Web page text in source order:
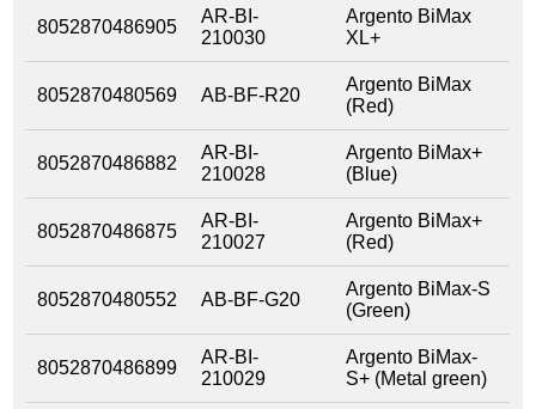
8052870486905
AR-BI-
210030
Argento BiMax
XL+
8052870480569 AB-BF-R20
Argento BiMax
(Red)
8052870486882
AR-BI-
210028
Argento BiMax+
(Blue)
8052870486875
AR-BI-
210027
Argento BiMax+
(Red)
8052870480552 AB-BF-G20
Argento BiMax-S
(Green)
8052870486899
AR-BI-
210029
Argento BiMax-
S+ (Metal green)